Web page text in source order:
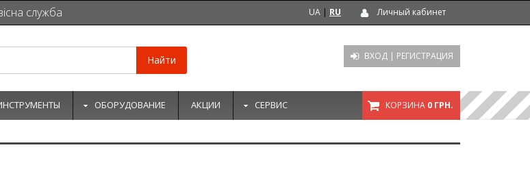
служба UA | RU Личный кабинет
Найти ВХОД | РЕГИСТРАЦИЯ
ОБОРУДОВАНИЕ АКЦИИ СЕРВИС КОРЗИНА 0 ГРН.